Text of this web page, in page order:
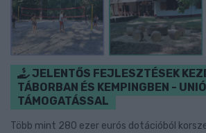
JELENTŐS FEJLESZTÉSEK
TÁBORBAN ÉS KEMPINGBEN -
TÁMOGATÁSSAL
Több mint 280 ezer eurós dotációból